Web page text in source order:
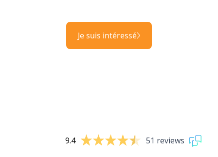
Je suis intéressé
9.4 51 reviews